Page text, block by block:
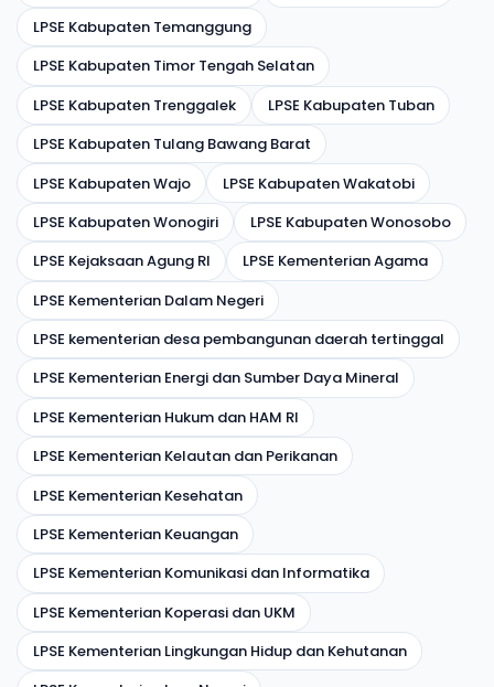
LPSE Kabupaten Temanggung
LPSE Kabupaten Timor Tengah Selatan
LPSE Kabupaten Trenggalek
LPSE Kabupaten Tuban
LPSE Kabupaten Tulang Bawang Barat
LPSE Kabupaten Wajo
LPSE Kabupaten Wakatobi
LPSE Kabupaten Wonogiri
LPSE Kabupaten Wonosobo
LPSE Kejaksaan Agung RI
LPSE Kementerian Agama
LPSE Kementerian Dalam Negeri
LPSE kementerian desa pembangunan daerah tertinggal
LPSE Kementerian Energi dan Sumber Daya Mineral
LPSE Kementerian Hukum dan HAM RI
LPSE Kementerian Kelautan dan Perikanan
LPSE Kementerian Kesehatan
LPSE Kementerian Keuangan
LPSE Kementerian Komunikasi dan Informatika
LPSE Kementerian Koperasi dan UKM
LPSE Kementerian Lingkungan Hidup dan Kehutanan